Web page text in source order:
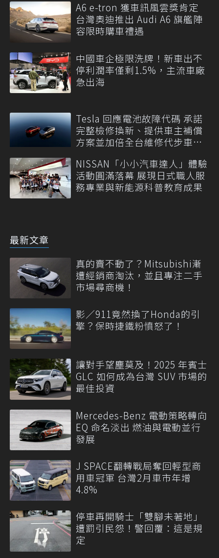
A6 e-tron 獲車訊風雲獎肯定
台灣奧迪推出 Audi A6 旗艦陣
容限時購車禮遇
中國車企極限洗牌！新車出不
停利潤率僅剩1.5%，主流車廠
急出海
Tesla 回應電池故障代碼 承諾
完整檢修換新、提供車主補償
方案並加倍全台維修代步車數
NISSAN「小小汽車達人」體驗
活動圓滿落幕 展現日式職人服
務專業與新能源科普教育成果
最新文章
真的賣不動了？Mitsubishi漸
遭經銷商淘汰，並且專注二手
市場尋商機！
影／911竟然換了Honda的引
擎？保時捷鐵粉憤怒了！
讓對手望塵莫及！2025 年賓士
GLC 如何成為台灣 SUV 市場的
最佳投資
Mercedes-Benz 電動策略轉向
EQ 命名淡出 燃油與電動並行
發展
J SPACE翻轉戰局奪回輕型商
用車冠軍 台灣2月車市年增
4.8%
停車再開騎士「雙腳未著地」
遭罰引民怨！警回覆：這是規
定